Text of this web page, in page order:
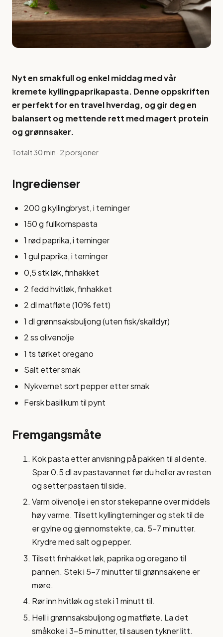
Nyt en smakfull og enkel middag med vår
kremete kyllingpaprikapasta. Denne oppskriften
er perfekt for en travel hverdag, og gir deg en
balansert og mettende rett med magert protein
og grønnsaker.
Totalt 30 min · 2 porsjoner
Ingredienser
200 g kyllingbryst, i terninger
150 g fullkornspasta
1 rød paprika, i terninger
1 gul paprika, i terninger
0,5 stk løk, finhakket
2 fedd hvitløk, finhakket
2 dl matfløte (10% fett)
1 dl grønnsaksbuljong (uten fisk/skalldyr)
2 ss olivenolje
1 ts tørket oregano
Salt etter smak
Nykvernet sort pepper etter smak
Fersk basilikum til pynt
Fremgangsmåte
Kok pasta etter anvisning på pakken til al dente.
Spar 0.5 dl av pastavannet før du heller av resten
og setter pastaen til side.
Varm olivenolje i en stor stekepanne over middels
høy varme. Tilsett kyllingterninger og stek til de
er gylne og gjennomstekte, ca. 5-7 minutter.
Krydre med salt og pepper.
Tilsett finhakket løk, paprika og oregano til
pannen. Stek i 5-7 minutter til grønnsakene er
møre.
Rør inn hvitløk og stek i 1 minutt til.
Hell i grønnsaksbuljong og matfløte. La det
småkoke i 3-5 minutter, til sausen tykner litt.